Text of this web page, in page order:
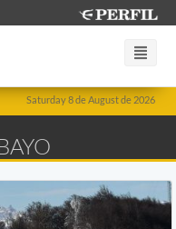
Saturday 8 de August de 2026